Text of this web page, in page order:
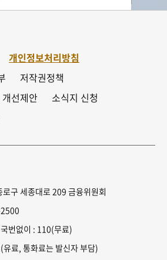
개인정보처리방침
저작권정책
선제안
소식지 신청
구 세종대로 209 금융위원회
번없이 : 110(무료)
료, 통화료는 발신자 부담)